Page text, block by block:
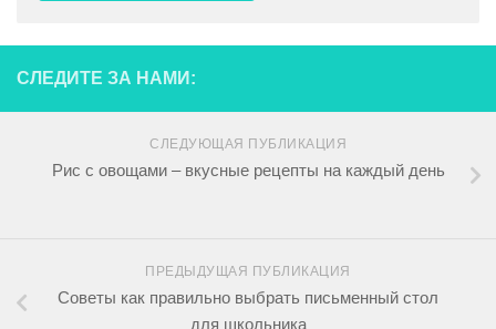
СЛЕДИТЕ ЗА НАМИ:
СЛЕДУЮЩАЯ ПУБЛИКАЦИЯ
Рис с овощами – вкусные рецепты на каждый день
ПРЕДЫДУЩАЯ ПУБЛИКАЦИЯ
Советы как правильно выбрать письменный стол
для школьника